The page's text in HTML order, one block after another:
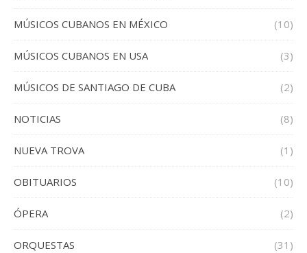
MÚSICOS CUBANOS EN MÉXICO (10)
MÚSICOS CUBANOS EN USA (3)
MÚSICOS DE SANTIAGO DE CUBA (2)
NOTICIAS (8)
NUEVA TROVA (1)
OBITUARIOS (10)
ÓPERA (2)
ORQUESTAS (31)